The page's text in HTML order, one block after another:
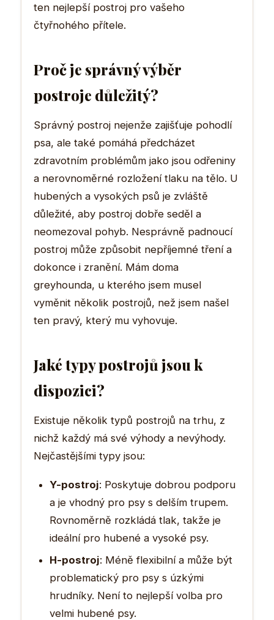
ten nejlepší postroj pro vašeho
čtyřnohého přítele.
Proč je správný výběr
postroje důležitý?
Správný postroj nejenže zajišťuje pohodlí
psa, ale také pomáhá předcházet
zdravotním problémům jako jsou odřeniny
a nerovnoměrné rozložení tlaku na tělo. U
hubených a vysokých psů je zvláště
důležité, aby postroj dobře seděl a
neomezoval pohyb. Nesprávně padnoucí
postroj může způsobit nepříjemné tření a
dokonce i zranění. Mám doma
greyhounda, u kterého jsem musel
vyměnit několik postrojů, než jsem našel
ten pravý, který mu vyhovuje.
Jaké typy postrojů jsou k
dispozici?
Existuje několik typů postrojů na trhu, z
nichž každý má své výhody a nevýhody.
Nejčastějšími typy jsou:
Y-postroj: Poskytuje dobrou podporu
a je vhodný pro psy s delším trupem.
Rovnoměrně rozkládá tlak, takže je
ideální pro hubené a vysoké psy.
H-postroj: Méně flexibilní a může být
problematický pro psy s úzkými
hrudníky. Není to nejlepší volba pro
velmi hubené psy.